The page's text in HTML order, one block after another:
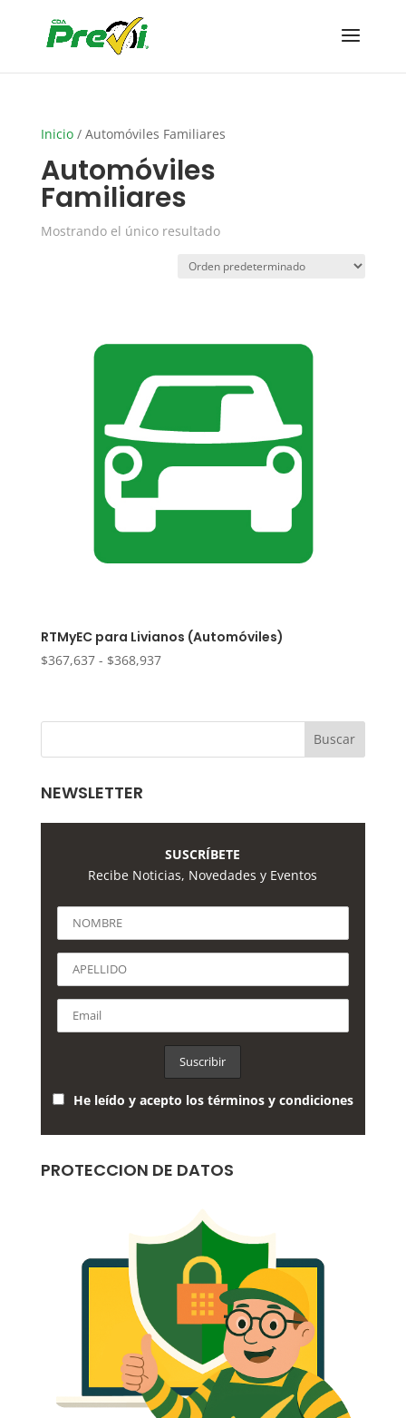
Inicio/ Automóviles Familiares
Automóviles
Familiares
Mostrando el único resultado
RTMyEC para Livianos (Automóviles)
$367,637 - $368,937Rango
desde
NEWSLETTER
SUSCRÍBETE
Recibe Noticias, Novedades y Eventos
He leído y acepto los términos y condiciones
PROTECCION DE DATOS